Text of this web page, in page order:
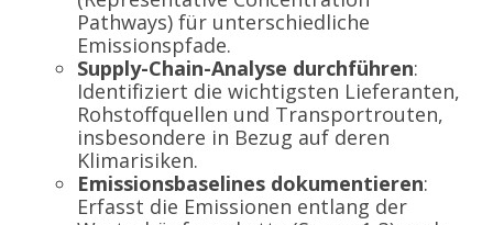
Pathways) für unterschiedliche
Emissionspfade.
Supply-Chain-Analyse durchführen:
Identifiziert die wichtigsten Lieferanten,
Rohstoffquellen und Transportrouten,
insbesondere in Bezug auf deren
Klimarisiken.
Emissionsbaselines dokumentieren:
Erfasst die Emissionen entlang der